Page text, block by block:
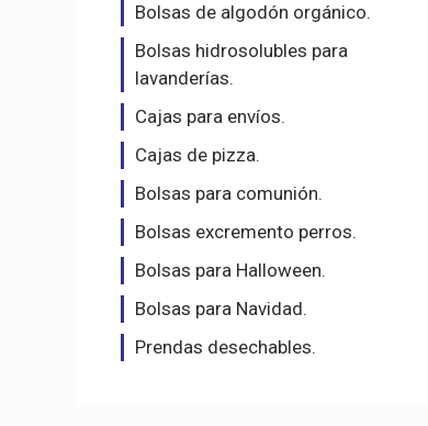
Bolsas de algodón orgánico.
Bolsas hidrosolubles para
lavanderías.
Cajas para envíos.
Cajas de pizza.
Bolsas para comunión.
Bolsas excremento perros.
Bolsas para Halloween.
Bolsas para Navidad.
Prendas desechables.